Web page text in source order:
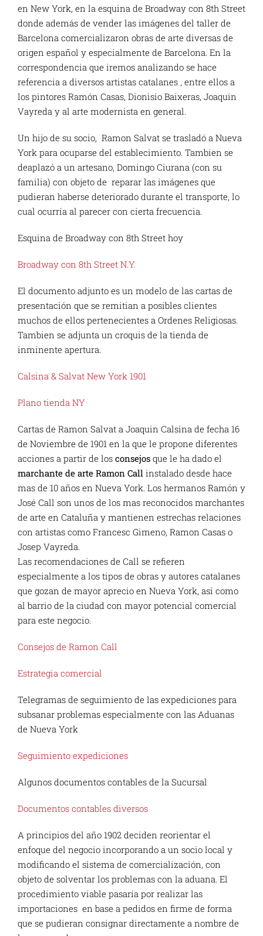
en New York, en la esquina de Broadway con 8th Street
donde además de vender las imágenes del taller de
Barcelona comercializaron obras de arte diversas de
origen español y especialmente de Barcelona. En la
correspondencia que iremos analizando se hace
referencia a diversos artistas catalanes , entre ellos a
los pintores Ramón Casas, Dionisio Baixeras, Joaquin
Vayreda y al arte modernista en general.
Un hijo de su socio, Ramon Salvat se trasladó a Nueva
York para ocuparse del establecimiento. Tambien se
deaplazó a un artesano, Domingo Ciurana (con su
familia) con objeto de reparar las imágenes que
pudieran haberse deteriorado durante el transporte, lo
cual ocurría al parecer con cierta frecuencia.
Esquina de Broadway con 8th Street hoy
Broadway con 8th Street N.Y.
El documento adjunto es un modelo de las cartas de
presentación que se remitian a posibles clientes
muchos de ellos pertenecientes a Ordenes Religiosas.
Tambien se adjunta un croquis de la tienda de
inminente apertura.
Calsina & Salvat New York 1901
Plano tienda NY
Cartas de Ramon Salvat a Joaquin Calsina de fecha 16
de Noviembre de 1901 en la que le propone diferentes
acciones a partir de los consejos que le ha dado el
marchante de arte Ramon Call instalado desde hace
mas de 10 años en Nueva York. Los hermanos Ramón y
José Call son unos de los mas reconocidos marchantes
de arte en Cataluña y mantienen estrechas relaciones
con artistas como Francesc Gimeno, Ramon Casas o
Josep Vayreda.
Las recomendaciones de Call se refieren
especialmente a los tipos de obras y autores catalanes
que gozan de mayor aprecio en Nueva York, así como
al barrio de la ciudad con mayor potencial comercial
para este negocio.
Consejos de Ramon Call
Estrategia comercial
Telegramas de seguimiento de las expediciones para
subsanar problemas especialmente con las Aduanas
de Nueva York
Seguimiento expediciones
Algunos documentos contables de la Sucursal
Documentos contables diversos
A principios del año 1902 deciden reorientar el
enfoque del negocio incorporando a un socio local y
modificando el sistema de comercialización, con
objeto de solventar los problemas con la aduana. El
procedimiento viable pasaría por realizar las
importaciones en base a pedidos en firme de forma
que se pudieran consignar directamente a nombre de